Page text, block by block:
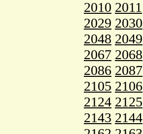
2010 2011
2029 2030
2048 2049
2067 2068
2086 2087
2105 2106
2124 2125
2143 2144